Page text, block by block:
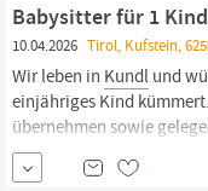
zur
Babysitter für 1
10.04.2026 Tirol, Kufstein,
Wir leben in Kundl und
einjähriges Kind
übernehmen sowie
gehen. Wir suchen
kann, damit ich ab und